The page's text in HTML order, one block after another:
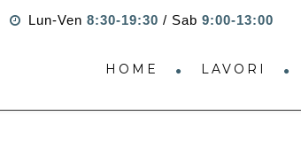
Lun-Ven 8:30-19:30 / Sab 9:00-13:00
HOME LAVORI